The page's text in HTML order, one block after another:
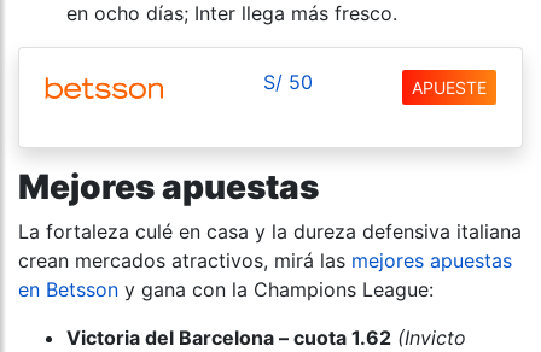
en ocho días; Inter llega más fresco.
S/ 50 APUESTE
Mejores apuestas
La fortaleza culé en casa y la dureza defensiva italiana
crean mercados atractivos, mirá las mejores apuestas
en Betsson y gana con la Champions League:
Victoria del Barcelona – cuota 1.62 (Invicto